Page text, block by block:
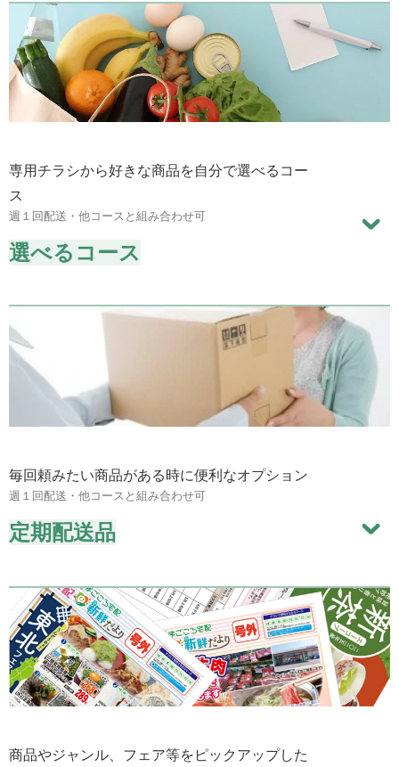
専用チラシから好きな商品を自分で選べるコー
ス
週１回配送・他コースと組み合わせ可
選べるコース
毎回頼みたい商品がある時に便利なオプション
週１回配送・他コースと組み合わせ可
定期配送品
商品やジャンル、フェア等をピックアップした